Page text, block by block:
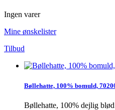
Ingen varer
Mine ønskelister
Tilbud
Bøllehatte, 100% bomuld,
Bøllehatte, 100% dejlig